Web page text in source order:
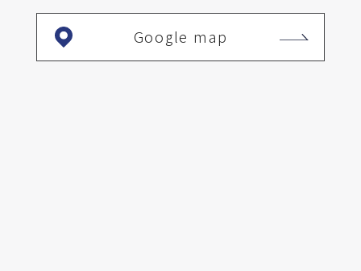
Google map